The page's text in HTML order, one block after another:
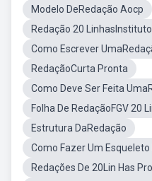
Modelo DeRedação Aocp
Redação 20
Como Escrever
RedaçãoCurta Pronta
Como Deve Ser Feita
Folha De RedaçãoFGV 20
Estrutura DaRedação
Como Fazer Um Esqueleto
Redações De 20Lin Has